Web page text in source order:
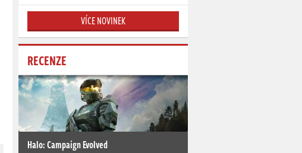
VÍCE NOVINEK
RECENZE
Halo: Campaign Evolved